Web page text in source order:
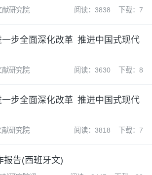
献研究院 阅读：3838 下载：7
步全面深化改革 推进中国式现代
献研究院 阅读：3630 下载：8
步全面深化改革 推进中国式现代
献研究院 阅读：3818 下载：7
报告(西班牙文)